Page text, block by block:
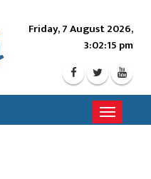
Friday, 7 August 2026,
3:02:17 pm
Toggle